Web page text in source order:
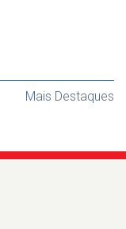
Mais Destaques